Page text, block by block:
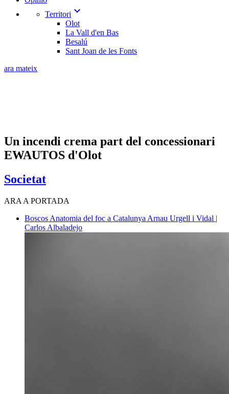
Territori expand_more
Olot
La Vall d'en Bas
Besalú
Sant Joan de les Fonts
ara mateix
Un incendi crema part del concessionari
EWAUTOS d'Olot
Societat
ARA A PORTADA
Boscos Anatomia del foc a Catalunya Arnau Urgell i Vidal |
Carlos Albaladejo